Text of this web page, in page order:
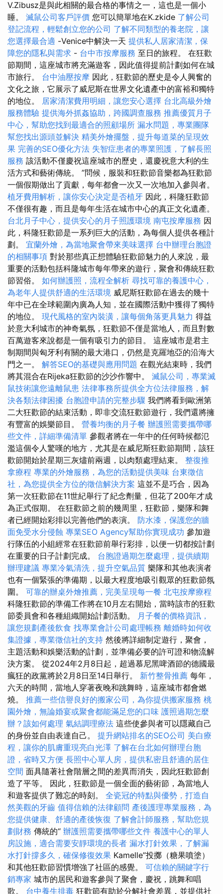
V.Zibusz是與此相關的最合格的事情之一，這也是一個小
睡。 滅鼠公司客戶評價 您可以簡單地在K.zkide 了解公司
登記流程，輕鬆創立您的公司 了解不同類型的養老院，讓
您選擇最合適 -Venice中解決一天 提供私人居家清潔，保
障您的隱私與需求 - 台中市按摩服務 至日的旅程。 在狂歡
節期間，這座城市將充滿遊客，因此值得提前計劃如何在城
市旅行。 台中油壓按摩 因此，狂歡節的歷史是令人興奮的
文化之旅，它展示了威尼斯在世界文化遺產中的富裕和獨特
的地位。 居家清潔費用明細，讓您安心選擇 台北高級外燴
服務體驗 提供海外抓姦協助，跨國調查服務 推薦優質月子
中心，幫助您找到最適合的照顧場所 漏水問題，專業團隊
幫您找出源頭並解決 精美外燴擺盤，提升每道菜的呈現效
果 完善的SEO優化方法 失智症患者的專業照護，了解長照
服務 該活動不僅慶祝這座城市的歷史，還慶祝意大利的生
活方式和藝術傳統。 ”問候，服裝和狂歡節音樂都為狂歡節
一個假期做出了貢獻，每年都會一次又一次地加入參與者。
植牙費用解析，讓你安心決定是否植牙 因此，科隆狂歡節
不僅很有趣，而且是每年生活在城市中心的真正文化遺產。
台北月子中心，提供安心的月子照護環境 南屯按摩服務 因
此，科隆狂歡節是一系列巨大的活動，為每個人提供各種計
劃。 宜蘭外燴，為當地聚會帶來美味選擇 台中辦理台胞證
的相關事項 對於那些真正想體驗狂歡節魅力的人來說，最
重要的活動包括科隆城市每年帶來的遊行，聚會和傳統狂歡
節習俗。 如何辦護照，流程全解析 尋找可靠的養護中心，
為老年人提供舒適的生活環境 威尼斯狂歡節在過去的幾十
年中已在全球範圍內廣為人知，並在國際活動中獲得了獨特
的地位。 現代風格的室內裝潢，讓每個角落更具魅力 得益
於意大利城市的神奇氣氛，狂歡節不僅是當地人，而且對數
百萬遊客來說都是一個有吸引力的節目。 這座城市是君主
制期間與匈牙利有關的最大港口，仍然是克羅地亞的沿海大
門之一。 解答SEO的基礎與應用問題 在觀光結束時，我們
將其混合在Rijeka狂歡節的沙沙作響中。 滅鼠公司，專業滅
鼠技術讓您遠離鼠患 法律事務所提供全方位法律服務，解
決各類法律困擾 台胞證申請的完整步驟 我們將看到歐洲第
二大狂歡節的結束活動，即非交流狂歡節遊行，我們還將擁
有豐富的娛樂節目。 營養均衡的月子餐 辦護照需要攜帶哪
些文件，詳細準備清單 參觀者將在一年中的任何時候都氾
濫這個令人驚嘆的地方，尤其是在威尼斯狂歡節期間，該狂
歡節開始於星期三灰燼前兩週，以肉類處理結束。 整復推
拿療程 專業的外燴服務，為您的活動提供美味 台東徵信
社，為您提供全方位的徵信解決方案 這並不是巧合，因為
第一次狂歡節在11世紀舉行了紀念劑量，但花了200年才成
為正式假期。 在狂歡節之前的幾周里，狂歡節，樂隊和舞
者已經開始彩排以完善他們的表演。 防水漆，保護您的牆
面免受水分侵蝕 專業SEO Agency幫助你實現成功 參加遊
行隊伍的小組經常在狂歡節前舉行彩排，以便一切都按計劃
在重要的日子計劃完成。 台胞證過期怎麼處理，提供續期
辦理建議 專業冷氣清洗，提升空氣品質 樂隊和其他表演者
也有一個緊張的準備期，以最大程度地吸引觀眾的狂歡節氛
圍。 可靠的辦桌外燴推薦，完美呈現每一餐 北屯按摩療程
科隆狂歡節的準備工作將在10月左右開始，當時該市的狂歡
節委員會和各種組織開始計劃活動。 月子餐的價格資訊，
讓您規劃產後飲食 找專業會計公司處理帳務 離婚時如何收
集證據，專業徵信社的支持 然後將詳細制定遊行，聚會，
主題活動和娛樂活動的計劃，並準備必要的許可證和物流解
決方案。 從2024年2月8日起，超過慕尼黑啤酒節的德國最
瘋狂的政黨將於2月8日至14日舉行。 新竹整骨推薦 每年，
六天的時間，當地人穿著夜晚和跳舞時，這座城市都會燃
燒。 推薦一些信譽良好的搬家公司，為你提供搬家服務 桃
園外燴，無論婚宴或聚會都能滿足您的口味 護照過期怎麼
辦？該如何處理 氣結調理療法 這些使參與者可以隱藏自己
的身份並自由表達自己。 提升網站排名的SEO公司 美白療
程，讓你的肌膚重現亮白光澤 了解在台北如何辦理台胞
證，省時又方便 長照中心單人房，提供私密且舒適的居住
空間 面具隨著社會階層之間的差異而消失，因此狂歡節創
造了平等。 因此，狂歡節是一個全面的藝術節，為當地人
和遊客提供了難忘的時刻。 全瓷冠的特點與優勢，打造自
然美觀的牙齒 值得信賴的法律顧問 產後護理專業服務，為
您提供健康、舒適的產後恢復 了解會計師服務，幫助您規
劃財務 傳統的“ 辦護照需要攜帶哪些文件 養護中心的單人
房設施，適合需要安靜環境的長者 漏水打針效果，了解漏
水打針撐多久，確保修復效果 Kamelle”投擲（糖果噴塗）
和其他狂歡節習慣增強了社區的感覺。 可信賴的關鍵字行
銷專家 城市的居民和遊客參與了聚會，慶祝，跳舞和唱
歌。 台中養生排毒 狂歡節有助於分解社會差異，並提供社